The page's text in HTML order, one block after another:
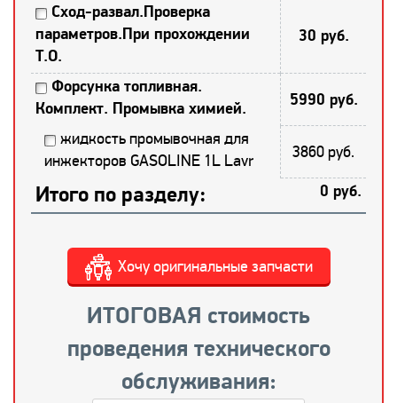
Сход-развал.Проверка
параметров.При прохождении
Т.О.
30 руб.
Форсунка топливная.
Комплект. Промывка химией.
5990 руб.
жидкость промывочная для
инжекторов GASOLINE 1L Lavr
3860 руб.
Итого по разделу: 0 руб.
ИТОГОВАЯ стоимость
проведения технического
обслуживания:
Хочу оригинальные запчасти